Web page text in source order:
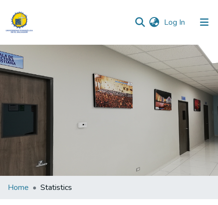
Log In (current)
Communities & Collections
All of DSpace
Home Statistics